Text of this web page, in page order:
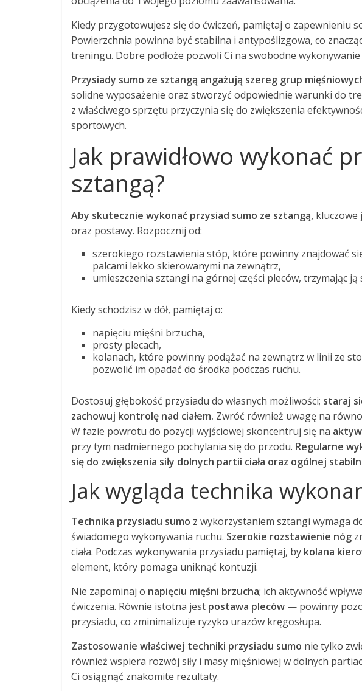
Kiedy przygotowujesz się do ćwiczeń, pamiętaj o zapewnieniu
Powierzchnia powinna być stabilna i antypoślizgowa, co
treningu. Dobre podłoże pozwoli Ci na swobodne
Przysiady sumo ze sztangą angażują szereg grup
solidne wyposażenie oraz stworzyć odpowiednie warunki do
z właściwego sprzętu przyczynia się do zwiększenia
sportowych.
Jak prawidłowo wykonać
sztangą?
Aby skutecznie wykonać przysiad sumo ze sztangą, kluczowe
oraz postawy. Rozpocznij od:
szerokiego rozstawienia stóp, które powinny znajdować
palcami lekko skierowanymi na zewnątrz,
umieszczenia sztangi na górnej części pleców, trzymając ją
Kiedy schodzisz w dół, pamiętaj o:
napięciu mięśni brzucha,
prosty plecach,
kolanach, które powinny podążać na zewnątrz w linii ze
pozwolić im opadać do środka podczas ruchu.
Dostosuj głębokość przysiadu do własnych możliwości; staraj
zachowuj kontrolę nad ciałem. Zwróć również uwagę na
W fazie powrotu do pozycji wyjściowej skoncentruj się na
przy tym nadmiernego pochylania się do przodu. Regularne
się do zwiększenia siły dolnych partii ciała oraz ogólnej
Jak wygląda technika
Technika przysiadu sumo z wykorzystaniem sztangi wymaga
świadomego wykonywania ruchu. Szerokie rozstawienie nóg
ciała. Podczas wykonywania przysiadu pamiętaj, by kolana
element, który pomaga uniknąć kontuzji.
Nie zapominaj o napięciu mięśni brzucha; ich aktywność
ćwiczenia. Równie istotna jest postawa pleców — powinny
przysiadu, co zminimalizuje ryzyko urazów kręgosłupa.
Zastosowanie właściwej techniki przysiadu sumo nie tylko
również wspiera rozwój siły i masy mięśniowej w dolnych
Ci osiągnąć znakomite rezultaty.